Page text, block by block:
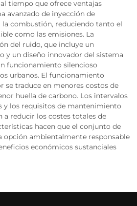
tiempo que ofrece ventajas
avanzado de inyección de
combustión, reduciendo tanto el
como las emisiones. La
del ruido, que incluye un
y un diseño innovador del sistema
funcionamiento silencioso
urbanos. El funcionamiento
se traduce en menores costos de
huella de carbono. Los intervalos
y los requisitos de mantenimiento
a reducir los costes totales de
hacen que el conjunto de
opción ambientalmente responsable
económicos sustanciales